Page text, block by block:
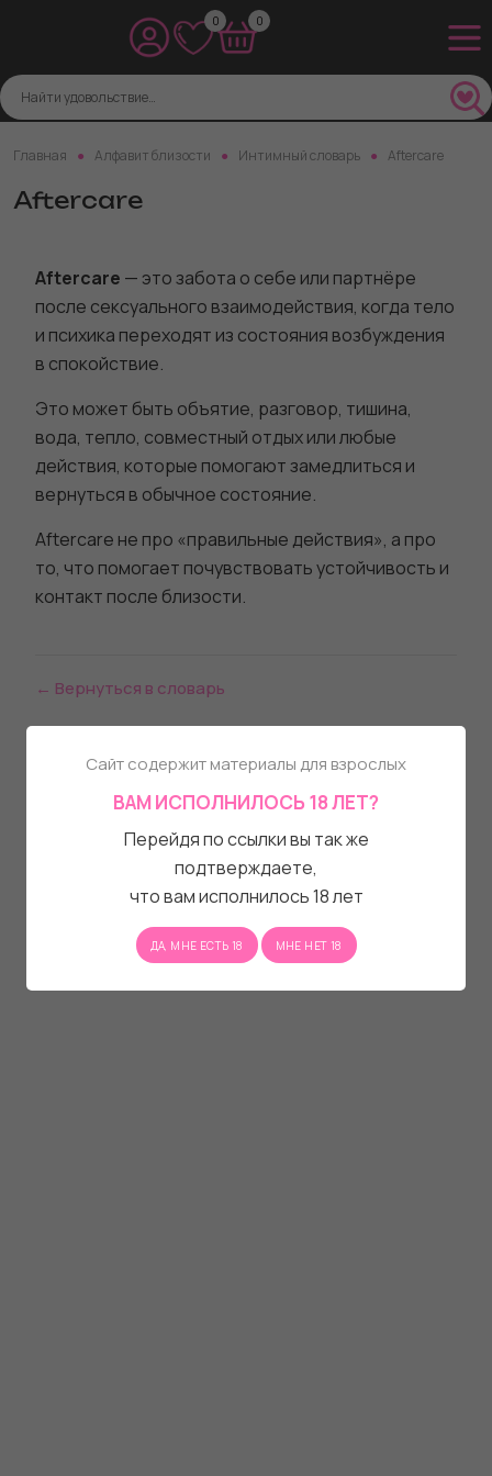
0 0
Главная Алфавит близости Интимный словарь Aftercare
Aftercare
Aftercare — это забота о себе или партнёре
после сексуального взаимодействия, когда тело
и психика переходят из состояния возбуждения
в спокойствие.
Это может быть объятие, разговор, тишина,
вода, тепло, совместный отдых или любые
действия, которые помогают замедлиться и
вернуться в обычное состояние.
Aftercare не про «правильные действия», а про
то, что помогает почувствовать устойчивость и
контакт после близости.
← Вернуться в словарь
Сайт содержит материалы для взрослых
ВАМ ИСПОЛНИЛОСЬ 18 ЛЕТ?
Перейдя по ссылки вы так же
подтверждаете,
что вам исполнилось 18 лет
ДА, МНЕ ЕСТЬ 18 МНЕ НЕТ 18